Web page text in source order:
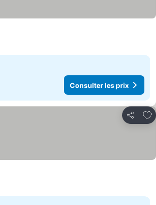
Consulter les prix
Partager